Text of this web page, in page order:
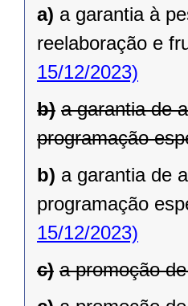
a) a garantia à
reelaboração e
15/12/2023)
b) a garantia de
programação
b) a garantia de
programação
15/12/2023)
c) a promoção